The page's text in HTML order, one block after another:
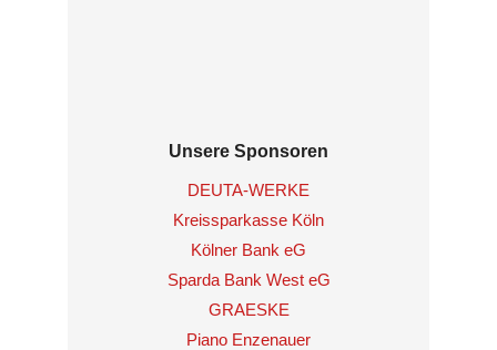
Unsere Sponsoren
DEUTA-WERKE
Kreissparkasse Köln
Kölner Bank eG
Sparda Bank West eG
GRAESKE
Piano Enzenauer